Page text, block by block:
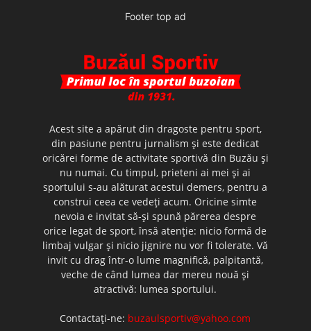
Footer top ad
Acest site a apărut din dragoste pentru sport,
din pasiune pentru jurnalism şi este dedicat
oricărei forme de activitate sportivă din Buzău şi
nu numai. Cu timpul, prieteni ai mei şi ai
sportului s-au alăturat acestui demers, pentru a
construi ceea ce vedeţi acum. Oricine simte
nevoia e invitat să-şi spună părerea despre
orice legat de sport, însă atenţie: nicio formă de
limbaj vulgar şi nicio jignire nu vor fi tolerate. Vă
invit cu drag într-o lume magnifică, palpitantă,
veche de când lumea dar mereu nouă şi
atractivă: lumea sportului.
Contactați-ne: buzaulsportiv@yahoo.com